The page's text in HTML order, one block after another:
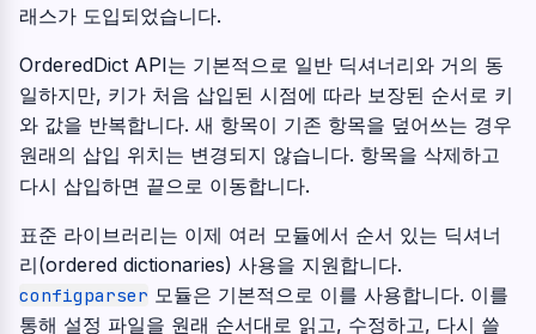
래스가 도입되었습니다.
OrderedDict API는 기본적으로 일반 딕셔너리와 거의 동
일하지만, 키가 처음 삽입된 시점에 따라 보장된 순서로 키
와 값을 반복합니다. 새 항목이 기존 항목을 덮어쓰는 경우
원래의 삽입 위치는 변경되지 않습니다. 항목을 삭제하고
다시 삽입하면 끝으로 이동합니다.
표준 라이브러리는 이제 여러 모듈에서 순서 있는 딕셔너
리(ordered dictionaries) 사용을 지원합니다.
configparser 모듈은 기본적으로 이를 사용합니다. 이를
통해 설정 파일을 원래 순서대로 읽고, 수정하고, 다시 쓸